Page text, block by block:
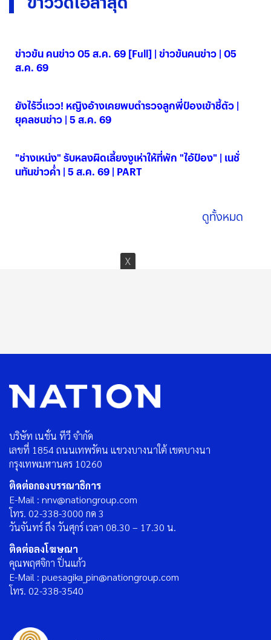
ข่าวข้น คนข่าว 05 ส.ค. 69 [Full] | ข่าวข้นคนข่าว | 05
ส.ค. 69
ยังไร้วี่แวว! หญิงอ้างเคยพบตำรวจลูกพี่ป๋องเข้าชี้ตัว |
ยุคลชนข่าว | 5 ส.ค. 69
"ช่างเหน่ง" รับหลงผิดเลี้ยงงูเห่าให้ที่พัก "ไอ้ป๋อง" | เนชั่
นทันข่าวค่ำ | 5 ส.ค. 69 | PART
ดูทั้งหมด
บริษัท เนชั่น ทีวี จำกัด
เลขที่ 1854 ถนนเทพรัตน แขวงบางนาใต้ เขตบางนา
กรุงเทพมหานคร 10260
ติดต่อกองบรรณาธิการ
E-Mail : nnv@nationgroup.com
โทร. 02-338-3000 กด 3
วันจันทร์ ถึง วันศุกร์ เวลา 08.30 – 17.30 น.
ติดต่อลงโฆษณา
คุณพฤศจิกา ปิ่นแก้ว
E-Mail : puesagika_pin@nationgroup.com
โทร. 02-338-3540